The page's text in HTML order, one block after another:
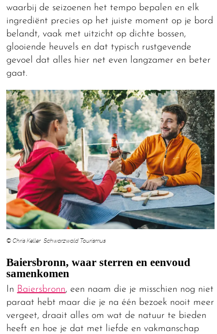
waarbij de seizoenen het tempo bepalen en elk
ingrediënt precies op het juiste moment op je bord
belandt, vaak met uitzicht op dichte bossen,
glooiende heuvels en dat typisch rustgevende
gevoel dat alles hier net even langzamer en beter
gaat.
© Chris Keller Schwarzwald Tourismus
Baiersbronn, waar sterren en eenvoud
samenkomen
In Baiersbronn, een naam die je misschien nog niet
paraat hebt maar die je na één bezoek nooit meer
vergeet, draait alles om wat de natuur te bieden
heeft en hoe je dat met liefde en vakmanschap